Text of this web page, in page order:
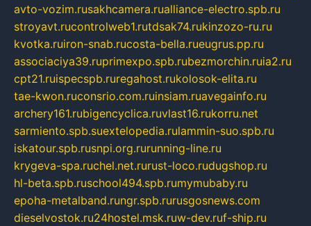
avto-vozim.rusakhcamera.rualliance-electro.spb.ru
stroyavt.rucontrolweb1.rutdsak74.rukinzozo-ru.ru
kvotka.ruiron-snab.rucosta-bella.rueugrus.pp.ru
associaciya39.ruprimexpo.spb.rubezmorchin.ruia2.ru
cpt21.ruispecspb.ruregahost.rukolosok-elita.ru
tae-kwon.ruconsrio.com.ruinsiam.ruavegainfo.ru
archery161.rubigencyclica.ruvlast16.rukorru.net
sarmiento.spb.suextelopedia.rulammin-suo.spb.ru
iskatour.spb.rusnpi.org.rurunning-line.ru
krygeva-spa.ruchel.net.rurust-loco.rudugshop.ru
hl-beta.spb.ruschool494.spb.rumymubaby.ru
epoha-metalband.rungr.spb.rurusgosnews.com
dieselvostok.ru24hostel.msk.ruw-dev.ruf-ship.ru